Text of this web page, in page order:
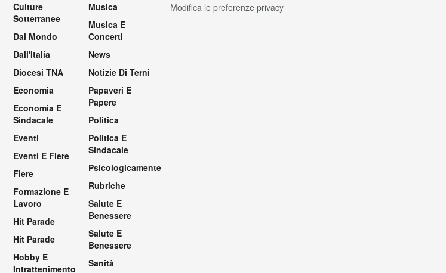
Culture
Sotterranee
Dal Mondo
Dall'Italia
Diocesi TNA
Economia
Economia E
Sindacale
Eventi
Eventi E Fiere
Fiere
Formazione E
Lavoro
Hit Parade
Hit Parade
Hobby E
Intrattenimento
Musica
Musica E
Concerti
News
Notizie Di Terni
Papaveri E
Papere
Politica
Politica E
Sindacale
Psicologicamente
Rubriche
Salute E
Benessere
Salute E
Benessere
Sanità
Modifica le preferenze privacy